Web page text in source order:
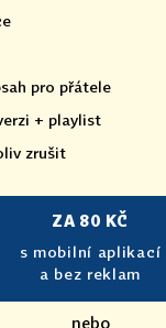
pro přátele
+ playlist
zrušit
ZA 80 KČ
s mobilní aplikací
a bez reklam
nebo